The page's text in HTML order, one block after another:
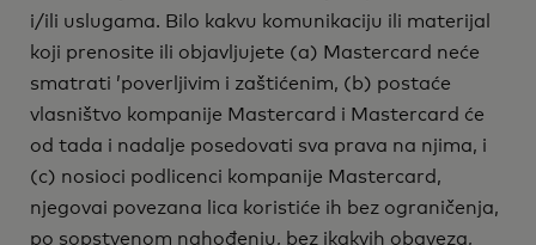
i/ili uslugama. Bilo kakvu komunikaciju ili materijal
koji prenosite ili objavljujete (a) Mastercard neće
smatrati ’poverljivim i zaštićenim, (b) postaće
vlasništvo kompanije Mastercard i Mastercard će
od tada i nadalje posedovati sva prava na njima, i
(c) nosioci podlicenci kompanije Mastercard,
njegovai povezana lica koristiće ih bez ograničenja,
po sopstvenom nahođenju, bez ikakvih obaveza,